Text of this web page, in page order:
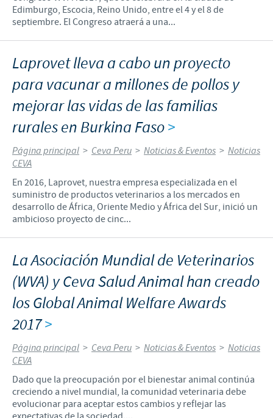
Edimburgo, Escocia, Reino Unido, entre el 4 y el 8 de
septiembre. El Congreso atraerá a una...
Laprovet lleva a cabo un proyecto
para vacunar a millones de pollos y
mejorar las vidas de las familias
rurales en Burkina Faso>
Página principal > Ceva Peru > Noticias & Eventos > Noticias
CEVA
En 2016, Laprovet, nuestra empresa especializada en el
suministro de productos veterinarios a los mercados en
desarrollo de África, Oriente Medio y África del Sur, inició un
ambicioso proyecto de cinc...
La Asociación Mundial de Veterinarios
(WVA) y Ceva Salud Animal han creado
los Global Animal Welfare Awards
2017>
Página principal > Ceva Peru > Noticias & Eventos > Noticias
CEVA
Dado que la preocupación por el bienestar animal continúa
creciendo a nivel mundial, la comunidad veterinaria debe
evolucionar para aceptar estos cambios y reflejar las